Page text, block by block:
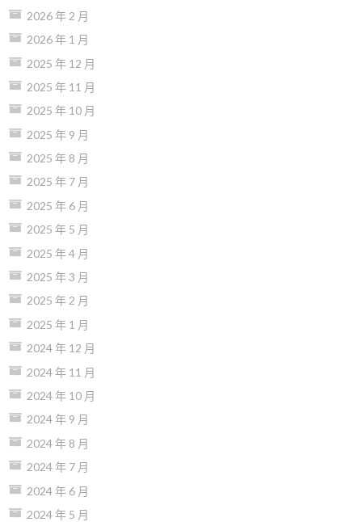
2026 年 2 月
2026 年 1 月
2025 年 12 月
2025 年 11 月
2025 年 10 月
2025 年 9 月
2025 年 8 月
2025 年 7 月
2025 年 6 月
2025 年 5 月
2025 年 4 月
2025 年 3 月
2025 年 2 月
2025 年 1 月
2024 年 12 月
2024 年 11 月
2024 年 10 月
2024 年 9 月
2024 年 8 月
2024 年 7 月
2024 年 6 月
2024 年 5 月